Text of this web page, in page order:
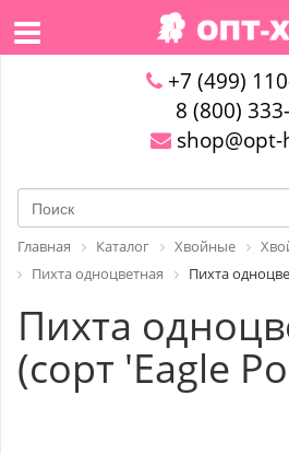
+7 (499)
8 (800)
shop@opt-
Главная Каталог Хвойные
Пихта одноцветная
Пихта
Пихта
(сорт 'Eagle